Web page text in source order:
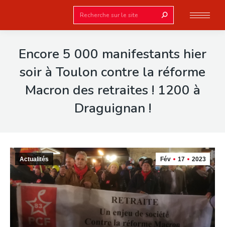
Search:
Encore 5 000 manifestants hier
soir à Toulon contre la réforme
Macron des retraites ! 1200 à
Draguignan !
Fév 17 2023
Actualités